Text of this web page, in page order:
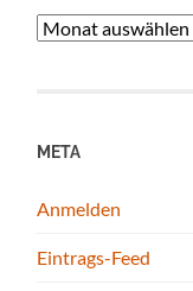
Archiv
META
Anmelden
Eintrags-Feed